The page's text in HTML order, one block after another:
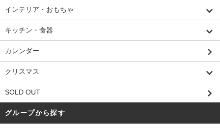
インテリア・おもちゃ
キッチン・食器
カレンダー
クリスマス
SOLD OUT
グループから探す